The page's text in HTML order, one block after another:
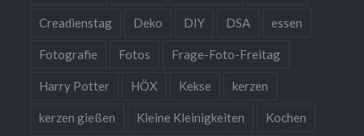
Creadienstag Deko DIY DSA essen
Fotografie Fotos Frage-Foto-Freitag
Harry Potter HÖX Kekse kerzen
kerzen gießen Kleine Kleinigkeiten Kochen